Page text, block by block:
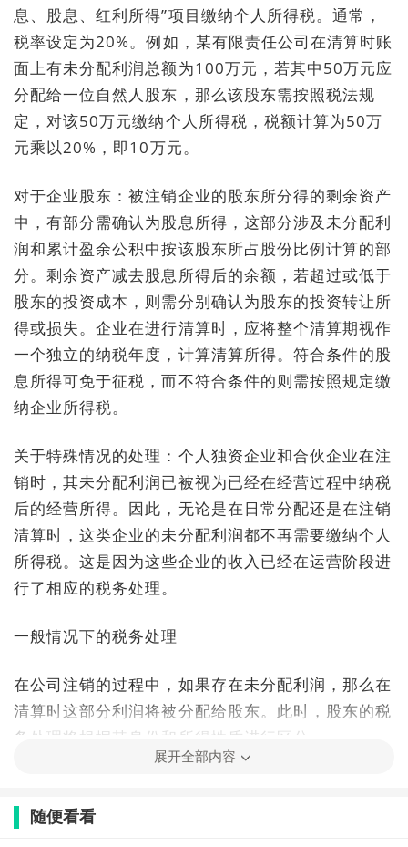
息、股息、红利所得”项目缴纳个人所得税。通常，
税率设定为20%。例如，某有限责任公司在清算时账
面上有未分配利润总额为100万元，若其中50万元应
分配给一位自然人股东，那么该股东需按照税法规
定，对该50万元缴纳个人所得税，税额计算为50万
元乘以20%，即10万元。
对于企业股东：被注销企业的股东所分得的剩余资产
中，有部分需确认为股息所得，这部分涉及未分配利
润和累计盈余公积中按该股东所占股份比例计算的部
分。剩余资产减去股息所得后的余额，若超过或低于
股东的投资成本，则需分别确认为股东的投资转让所
得或损失。企业在进行清算时，应将整个清算期视作
一个独立的纳税年度，计算清算所得。符合条件的股
息所得可免于征税，而不符合条件的则需按照规定缴
纳企业所得税。
关于特殊情况的处理：个人独资企业和合伙企业在注
销时，其未分配利润已被视为已经在经营过程中纳税
后的经营所得。因此，无论是在日常分配还是在注销
清算时，这类企业的未分配利润都不再需要缴纳个人
所得税。这是因为这些企业的收入已经在运营阶段进
行了相应的税务处理。
一般情况下的税务处理
在公司注销的过程中，如果存在未分配利润，那么在
清算时这部分利润将被分配给股东。此时，股东的税
务处理将根据其身份和所得性质进行区分：
- 依据《关于个人独资企业和合伙企业投资者征收
展开全部内容
随便看看